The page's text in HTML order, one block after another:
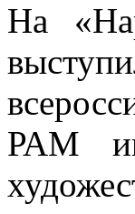
На
РАМ